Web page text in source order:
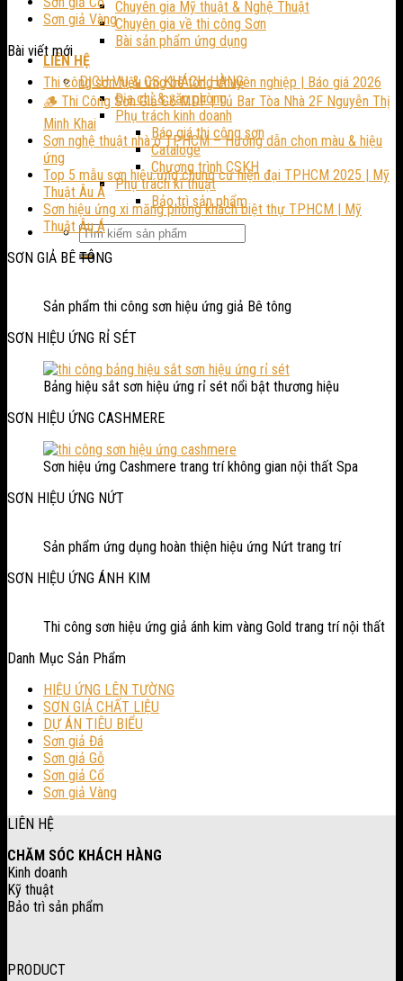
Chuyên gia Mỹ thuật & Nghệ Thuật
Chuyên gia về thi công Sơn
Bài sản phẩm ứng dụng
LIÊN HỆ
DỊCH VỤ & CS KHÁCH HÀNG
Địa chỉ & văn phòng
Phụ trách kinh doanh
Báo giá thi công sơn
Cataloge
Chương trình CSKH
Phụ trách kĩ thuật
Bảo trì sản phẩm
Sơn giả Vàng
Bài viết mới
Thi công sơn hiệu ứng bê tông chuyên nghiệp | Báo giá 2026
🪵 Thi Công Sơn Giả Gỗ MDF | Tủ Bar Tòa Nhà 2F Nguyễn Thị
Minh Khai
Sơn nghệ thuật nhà ở TPHCM – Hướng dẫn chọn màu & hiệu
ứng
Top 5 mẫu sơn hiệu ứng chung cư hiện đại TPHCM 2025 | Mỹ
Thuật Âu Á
Sơn hiệu ứng xi măng phòng khách biệt thự TPHCM | Mỹ
Thuật Âu Á
SƠN GIẢ BÊ TÔNG
Sản phẩm thi công sơn hiệu ứng giả Bê tông
SƠN HIỆU ỨNG RỈ SÉT
Bảng hiệu sắt sơn hiệu ứng rỉ sét nổi bật thương hiệu
SƠN HIỆU ỨNG CASHMERE
Sơn hiệu ứng Cashmere trang trí không gian nội thất Spa
SƠN HIỆU ỨNG NỨT
Sản phẩm ứng dụng hoàn thiện hiệu ứng Nứt trang trí
SƠN HIỆU ỨNG ÁNH KIM
Thi công sơn hiệu ứng giả ánh kim vàng Gold trang trí nội thất
Danh Mục Sản Phẩm
HIỆU ỨNG LÊN TƯỜNG
SƠN GIẢ CHẤT LIỆU
DỰ ÁN TIÊU BIỂU
Sơn giả Đá
Sơn giả Gỗ
Sơn giả Cổ
Sơn giả Vàng
LIÊN HỆ
CHĂM SÓC KHÁCH HÀNG
Kinh doanh
Kỹ thuật
Bảo trì sản phẩm
PRODUCT